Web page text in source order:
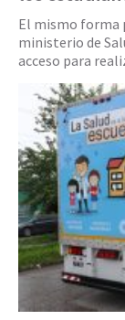
El mismo forma
ministerio de
acceso para